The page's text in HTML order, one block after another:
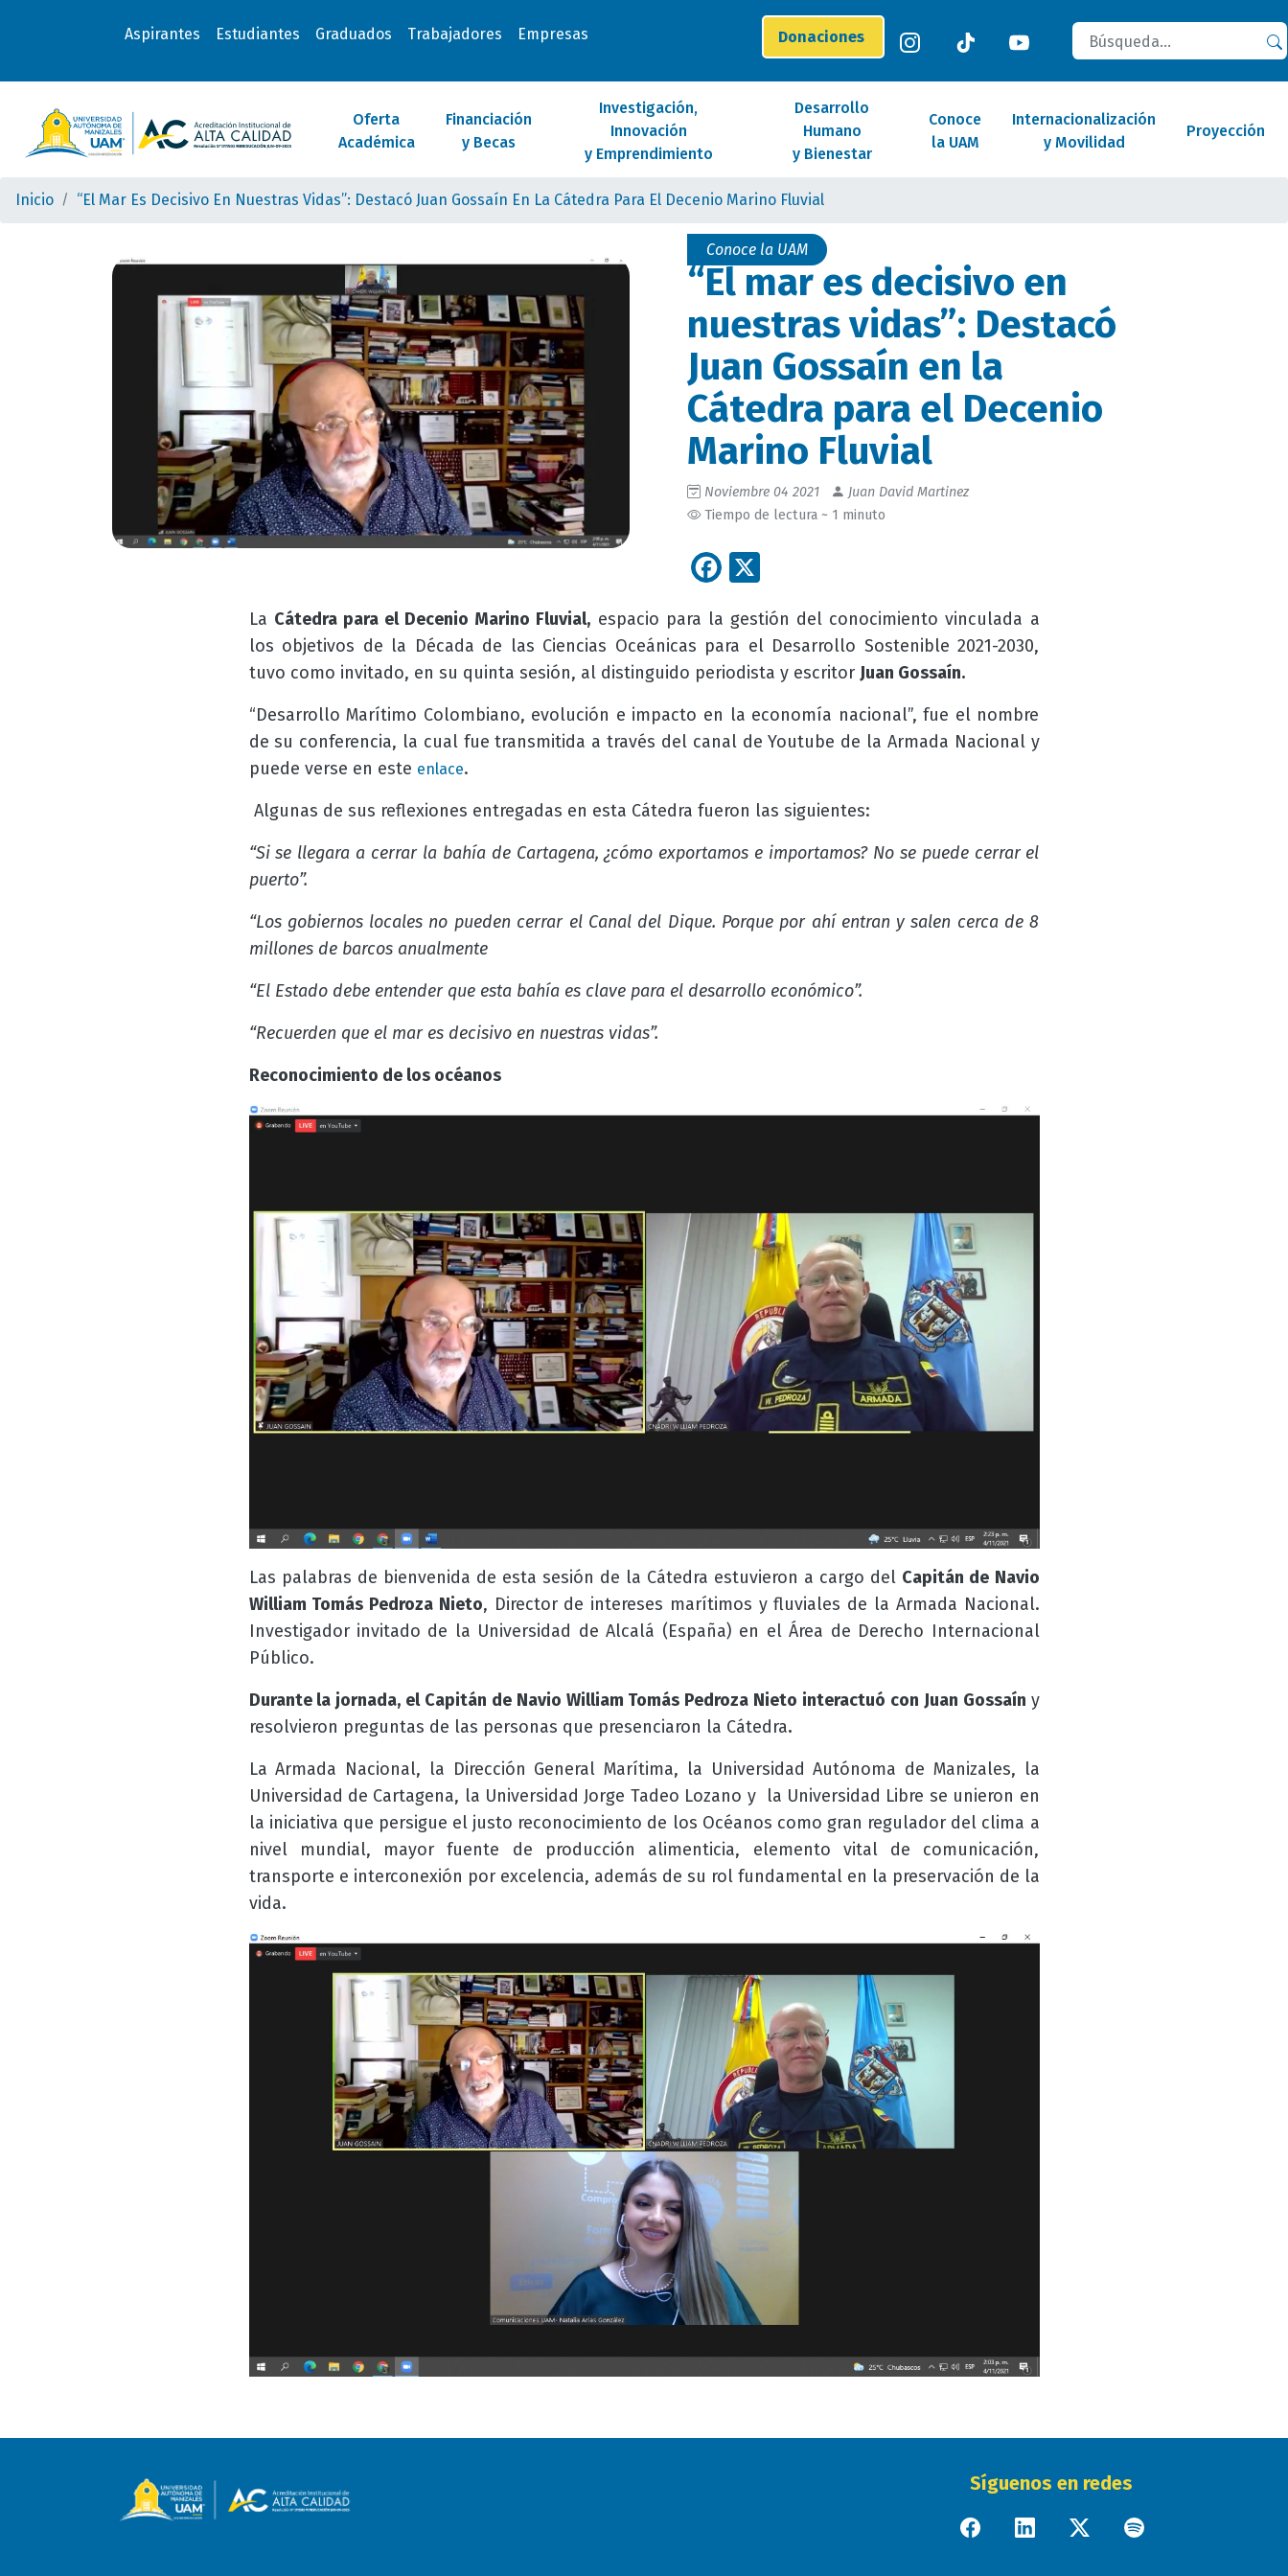
Aspirantes Estudiantes Graduados Trabajadores Empresas Donaciones
Buscar
Oferta
Académica
Financiación
y Becas
Investigación,
Innovación
y Emprendimiento
Desarrollo
Humano
y Bienestar
Conoce
la UAM
Internacionalización
y Movilidad
Proyección
Inicio “El Mar Es Decisivo En Nuestras Vidas”: Destacó Juan Gossaín En La Cátedra Para El Decenio Marino Fluvial
Conoce la UAM
“El mar es decisivo en
nuestras vidas”: Destacó
Juan Gossaín en la
Cátedra para el Decenio
Marino Fluvial
Noviembre 04 2021
Juan David Martinez
Tiempo de lectura ~ 1 minuto
Facebook
La Cátedra para el Decenio Marino Fluvial, espacio para la gestión del conocimiento vinculada a
los objetivos de la Década de las Ciencias Oceánicas para el Desarrollo Sostenible 2021-2030,
tuvo como invitado, en su quinta sesión, al distinguido periodista y escritor Juan Gossaín.
“Desarrollo Marítimo Colombiano, evolución e impacto en la economía nacional”, fue el nombre
de su conferencia, la cual fue transmitida a través del canal de Youtube de la Armada Nacional y
puede verse en este enlace.
Algunas de sus reflexiones entregadas en esta Cátedra fueron las siguientes:
“Si se llegara a cerrar la bahía de Cartagena, ¿cómo exportamos e importamos? No se puede cerrar el
puerto”.
“Los gobiernos locales no pueden cerrar el Canal del Dique. Porque por ahí entran y salen cerca de 8
millones de barcos anualmente
“El Estado debe entender que esta bahía es clave para el desarrollo económico”.
“Recuerden que el mar es decisivo en nuestras vidas”.
Reconocimiento de los océanos
Las palabras de bienvenida de esta sesión de la Cátedra estuvieron a cargo del Capitán de Navio
William Tomás Pedroza Nieto, Director de intereses marítimos y fluviales de la Armada Nacional.
Investigador invitado de la Universidad de Alcalá (España) en el Área de Derecho Internacional
Público.
Durante la jornada, elCapitán de Navio William Tomás Pedroza Nieto interactuó con Juan Gossaín y
resolvieron preguntas de las personas que presenciaron la Cátedra.
La Armada Nacional, la Dirección General Marítima, la Universidad Autónoma de Manizales, la
Universidad de Cartagena, la Universidad Jorge Tadeo Lozano y la Universidad Libre se unieron en
la iniciativa que persigue el justo reconocimiento de los Océanos como gran regulador del clima a
nivel mundial, mayor fuente de producción alimenticia, elemento vital de comunicación,
transporte e interconexión por excelencia, además de su rol fundamental en la preservación de la
vida.
Síguenos en redes